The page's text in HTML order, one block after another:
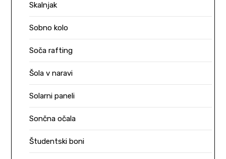
Skalnjak
Sobno kolo
Soča rafting
Šola v naravi
Solarni paneli
Sončna očala
Študentski boni